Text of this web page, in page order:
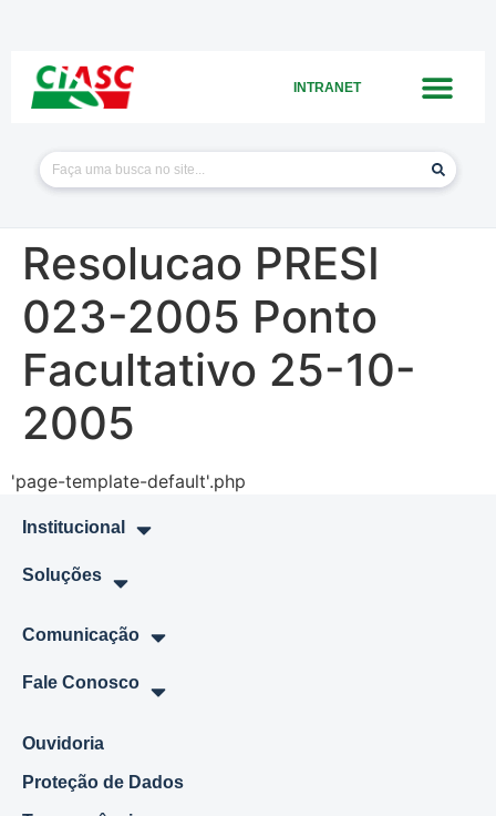
INTRANET
Resolucao PRESI
023-2005 Ponto
Facultativo 25-10-
2005
'page-template-default'.php
Institucional
Soluções
Comunicação
Fale Conosco
Ouvidoria
Proteção de Dados